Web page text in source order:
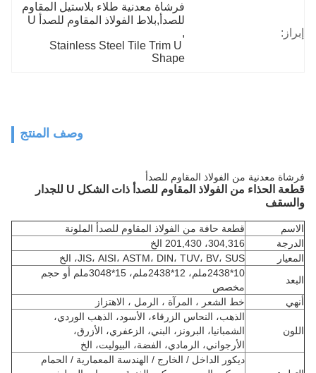
إبراز:
فرشاة معدنية طلاء بلاستيل المقاوم
للصدأ,بلاط الفولاذ المقاوم للصدأ U
,
Stainless Steel Tile Trim U
Shape
وصف المنتج
فرشاة معدنية من الفولاذ المقاوم للصدأ
قطعة الحذاء من الفولاذ المقاوم للصدأ ذات الشكل U للجدار
والسقف
الاسم
قطعة حافة من الفولاذ المقاوم للصدأ الملونة
الدرجة
304,316، 201,430 الخ
المعيار
JIS، AISI، ASTM، DIN، TUV، BV، SUS، الخ
البعد
10*2438ملم، 12*2438ملم، 15*3048ملم أو حجم
مخصص
أنهي
خط الشعر ، المرآة ، الرمل ، الاهتزاز
اللون
الذهب، النحاس الزرقاء، الأسود، الذهب الوردي،
الشمبانيا، البرونز، البني، الزعفري، الأزرق،
الأرجواني، الرمادي، الفضة، البيوليت، الخ
ديكور الداخل / الخارج / الهندسة المعمارية / الحمام